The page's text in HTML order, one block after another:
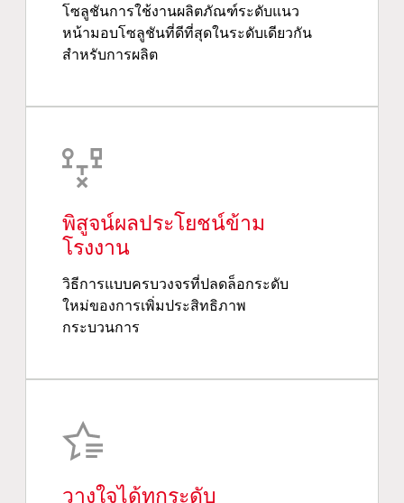
โซลูชันการใช้งานผลิตภัณฑ์ระดับแนว
หน้ามอบโซลูชันที่ดีที่สุดในระดับเดียวกัน
สำหรับการผลิต
พิสูจน์ผลประโยชน์ข้าม
โรงงาน
วิธีการแบบครบวงจรที่ปลดล็อกระดับ
ใหม่ของการเพิ่มประสิทธิภาพ
กระบวนการ
วางใจได้ทุกระดับ